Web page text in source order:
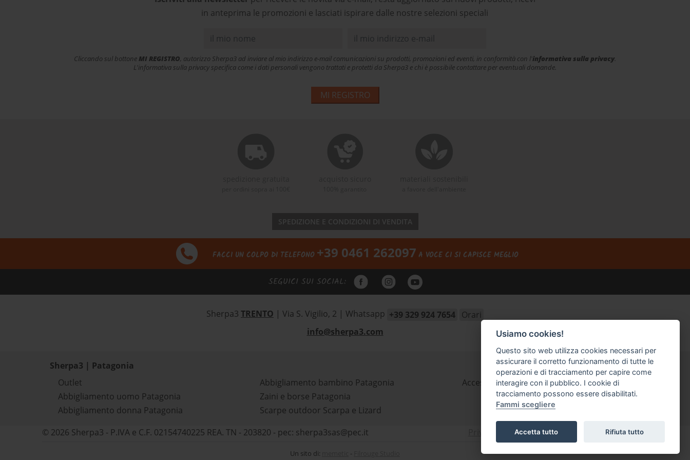
in anteprima le promozioni e lasciati ispirare dalle nostre selezioni speciali
Cliccando sul bottoneMI REGISTRO, autorizzo Sherpa3 ad inviare al mio indirizzo e-mail comunicazioni su prodotti, promozioni ed eventi, in conformità con l'informativa sulla privacy
L'informativa sulla privacy specifica come i dati personali vengono trattati e protetti da Sherpa3 e chi è possibile contattare per eventuali domande.
MI REGISTRO
SPEDIZIONE E CONDIZIONI DI VENDITA
FACCI UN COLPO DI TELEFONO +39 0461 262097 A VOCE CI SI CAPISCE MEGLIO
SEGUICI SUI SOCIAL:
Sherpa3 TRENTO | Via S. Vigilio, 2 | Whatsapp +39 329 924 7654 Orari
info@sherpa3.com
Sherpa3 | Patagonia
Outlet
Abbigliamento uomo Patagonia
Abbigliamento donna Patagonia
Abbigliamento bambino Patagonia
Zaini e borse Patagonia
Scarpe outdoor Scarpa e Lizard
Accessori
© 2026 Sherpa3 - P.IVA e C.F. 02154740225 REA. TN - 203820 - pec: sherpa3sas@pec.it Cookie Policy
Un sito di: -
Usiamo cookies!
Questo sito web utilizza cookies necessari per
assicurare il corretto funzionamento di tutte le
operazioni e di tracciamento per capire come
interagire con il pubblico. I cookie di
tracciamento possono essere disabilitati.
Fammi scegliere
Accetta tutto Rifiuta tutto